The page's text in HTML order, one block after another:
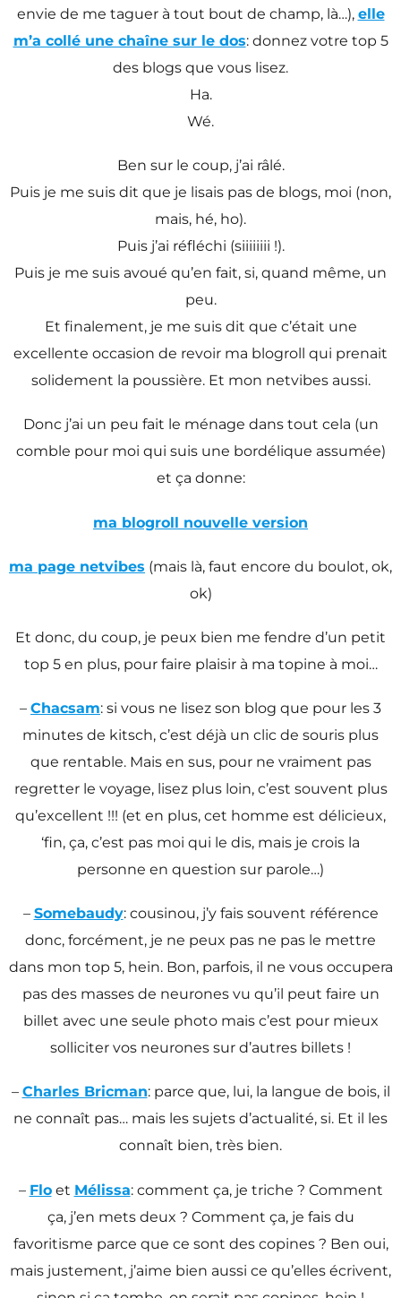
envie de me taguer à tout bout de champ, là…), elle
m’a collé une chaîne sur le dos: donnez votre top 5
des blogs que vous lisez.
Ha.
Wé.
Ben sur le coup, j’ai râlé.
Puis je me suis dit que je lisais pas de blogs, moi (non,
mais, hé, ho).
Puis j’ai réfléchi (siiiiiiii !).
Puis je me suis avoué qu’en fait, si, quand même, un
peu.
Et finalement, je me suis dit que c’était une
excellente occasion de revoir ma blogroll qui prenait
solidement la poussière. Et mon netvibes aussi.
Donc j’ai un peu fait le ménage dans tout cela (un
comble pour moi qui suis une bordélique assumée)
et ça donne:
ma blogroll nouvelle version
ma page netvibes (mais là, faut encore du boulot, ok,
ok)
Et donc, du coup, je peux bien me fendre d’un petit
top 5 en plus, pour faire plaisir à ma topine à moi…
– Chacsam: si vous ne lisez son blog que pour les 3
minutes de kitsch, c’est déjà un clic de souris plus
que rentable. Mais en sus, pour ne vraiment pas
regretter le voyage, lisez plus loin, c’est souvent plus
qu’excellent !!! (et en plus, cet homme est délicieux,
‘fin, ça, c’est pas moi qui le dis, mais je crois la
personne en question sur parole…)
– Somebaudy: cousinou, j’y fais souvent référence
donc, forcément, je ne peux pas ne pas le mettre
dans mon top 5, hein. Bon, parfois, il ne vous occupera
pas des masses de neurones vu qu’il peut faire un
billet avec une seule photo mais c’est pour mieux
solliciter vos neurones sur d’autres billets !
– Charles Bricman: parce que, lui, la langue de bois, il
ne connaît pas… mais les sujets d’actualité, si. Et il les
connaît bien, très bien.
– Floet Mélissa: comment ça, je triche ? Comment
ça, j’en mets deux ? Comment ça, je fais du
favoritisme parce que ce sont des copines ? Ben oui,
mais justement, j’aime bien aussi ce qu’elles écrivent,